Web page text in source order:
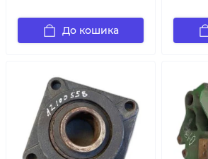
До кошика